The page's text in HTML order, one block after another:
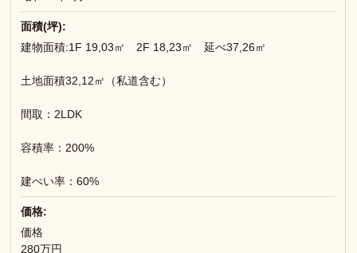
面積(坪):
建物面積:1F 19,03㎡ 2F 18,23㎡ 延べ37,26㎡
土地面積32,12㎡（私道含む）
間取：2LDK
容積率：200%
建ぺい率：60%
価格:
価格
280万円